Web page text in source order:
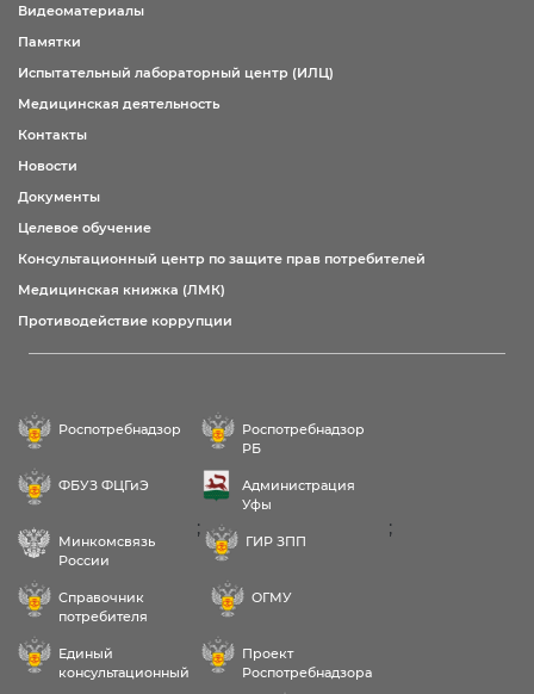
Видеоматериалы
Памятки
Испытательный лабораторный центр (ИЛЦ)
Медицинская деятельность
Контакты
Новости
Документы
Целевое обучение
Консультационный центр по защите прав потребителей
Медицинская книжка (ЛМК)
Противодействие коррупции
Роспотребнадзор
Роспотребнадзор
РБ
ФБУЗ ФЦГиЭ
Администрация
Уфы
Минкомсвязь
России
;
ГИР ЗПП
;
Справочник
потребителя
ОГМУ
Единый
консультационный
Проект
Роспотребнадзора